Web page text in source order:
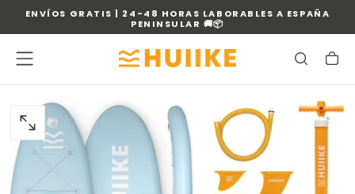
SALTAR
ENVÍOS GRATIS | 24-48 HORAS LABORABLES A ESPAÑA
PENINSULAR 🚚📦
ABRIR
MEDIOS